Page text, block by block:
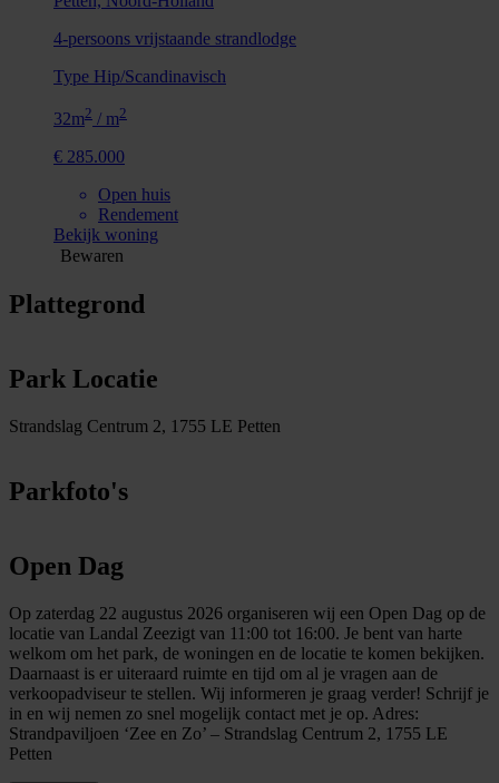
4-persoons vrijstaande strandlodge
Type Hip/Scandinavisch
32m2 / m2
€ 285.000
Open huis
Rendement
Bekijk woning
Bewaren
Plattegrond
Park Locatie
Strandslag Centrum 2, 1755 LE Petten
Parkfoto's
Open Dag
Op zaterdag 22 augustus 2026 organiseren wij een Open Dag op de
locatie van Landal Zeezigt van 11:00 tot 16:00. Je bent van harte
welkom om het park, de woningen en de locatie te komen bekijken.
Daarnaast is er uiteraard ruimte en tijd om al je vragen aan de
verkoopadviseur te stellen. Wij informeren je graag verder! Schrijf je
in en wij nemen zo snel mogelijk contact met je op. Adres:
Strandpaviljoen ‘Zee en Zo’ – Strandslag Centrum 2, 1755 LE
Petten